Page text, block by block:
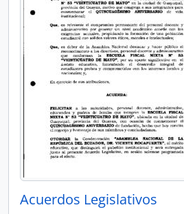
Acuerdos Legislativos